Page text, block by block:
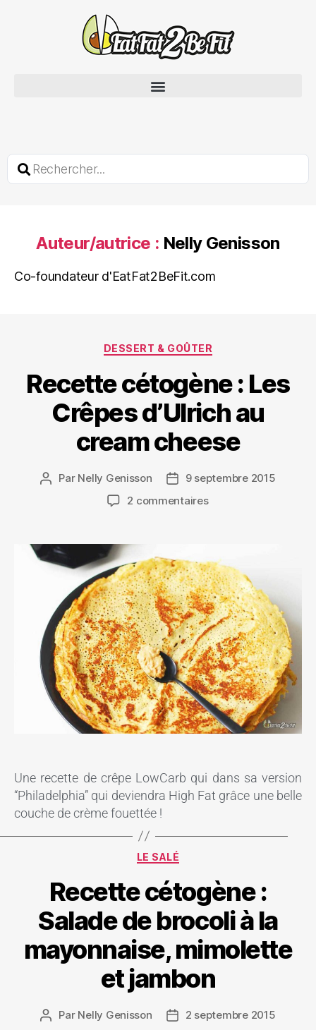
Auteur/autrice : Nelly Genisson
Co-foundateur d'EatFat2BeFit.com
DESSERT & GOÛTER
Recette cétogène : Les
Crêpes d’Ulrich au
cream cheese
Par Nelly Genisson
9 septembre 2015
2 commentaires
Une recette de crêpe LowCarb qui dans sa version
“Philadelphia” qui deviendra High Fat grâce une belle
couche de crème fouettée !
LE SALÉ
Recette cétogène :
Salade de brocoli à la
mayonnaise, mimolette
et jambon
Par Nelly Genisson
2 septembre 2015